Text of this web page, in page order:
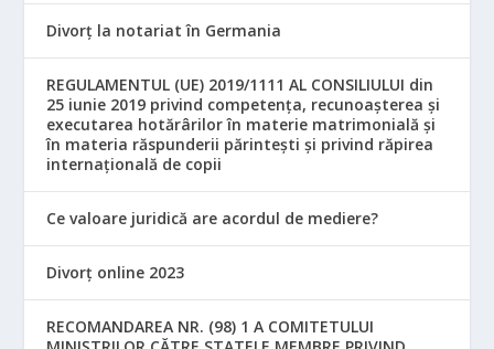
Divorț la notariat în Germania
REGULAMENTUL (UE) 2019/1111 AL CONSILIULUI din
25 iunie 2019 privind competența, recunoașterea și
executarea hotărârilor în materie matrimonială și
în materia răspunderii părintești și privind răpirea
internațională de copii
Ce valoare juridică are acordul de mediere?
Divorț online 2023
RECOMANDAREA NR. (98) 1 A COMITETULUI